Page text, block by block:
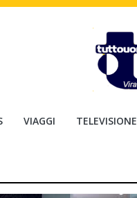
VIAGGI TELEVISIONE